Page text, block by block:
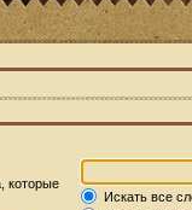
которые
Искать все